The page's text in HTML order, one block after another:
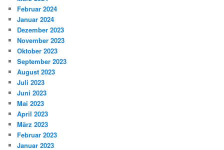
Februar 2024
Januar 2024
Dezember 2023
November 2023
Oktober 2023
September 2023
August 2023
Juli 2023
Juni 2023
Mai 2023
April 2023
März 2023
Februar 2023
Januar 2023